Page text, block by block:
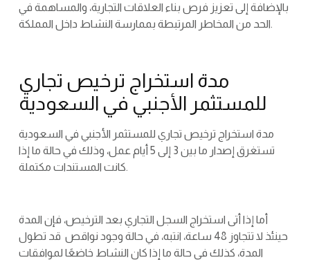
بالإضافة إلى تعزيز فرص بناء العلاقات التجارية، والمساهمة في
الحد من المخاطر المرتبطة بممارسة النشاط داخل المملكة.
مدة استخراج ترخيص تجاري
للمستثمر الأجنبي في السعودية
مدة استخراج ترخيص تجاري للمستثمر الأجنبي في السعودية
تستغرق إصدار ما بين 3 إلى 5 أيام عمل، وذلك في حالة ما إذا
كانت المستندات مكتملة.
أما إذا أتى استخراج السجل التجاري بعد الترخيص، فإن المدة
حينئذ لا تتجاوز 48 ساعة، انتبه، في حالة وجود نواقص قد تطول
المدة، كذلك في حالة ما إذا كان النشاط خاضعًا لموافقات